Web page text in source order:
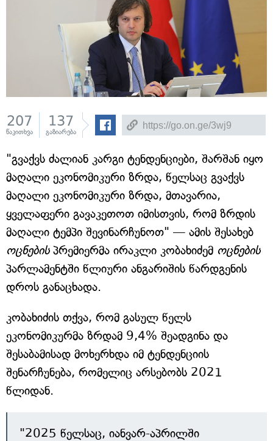
207
წაკითხვა
137
გაზიარება
"გვაქვს ძალიან კარგი ტენდენციები, შარშან იყო
მაღალი ეკონომიკური ზრდა, წელსაც გვაქვს
მაღალი ეკონომიკური ზრდა, მთავარია,
ყველაფერი გავაკეთოთ იმისთვის, რომ ზრდის
მაღალი ტემპი შევინარჩუნოთ" — ამის შესახებ
ოცნებისპრემიერმა ირაკლი კობახიძემ ოცნების
პარლამენტში წლიური ანგარიშის წარდგენის
დროს განაცხადა.
კობახიძის თქვა, რომ გასულ წელს
ეკონომიკურმა ზრდამ 9,4% შეადგინა და
შესაბამისად მოხერხდა იმ ტენდენციის
შენარჩუნება, რომელიც არსებობს 2021
წლიდან.
"2025 წელსაც, იანვარ-აპრილში